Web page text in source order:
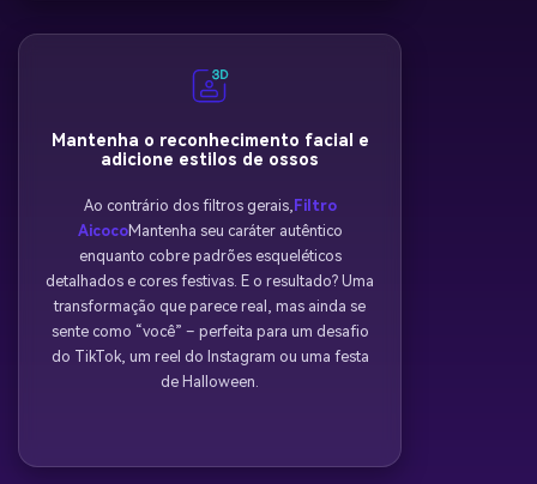
Mantenha o reconhecimento facial e
adicione estilos de ossos
Ao contrário dos filtros gerais, Filtro
AicocoMantenha seu caráter autêntico
enquanto cobre padrões esqueléticos
detalhados e cores festivas. E o resultado? Uma
transformação que parece real, mas ainda se
sente como “você” – perfeita para um desafio
do TikTok, um reel do Instagram ou uma festa
de Halloween.